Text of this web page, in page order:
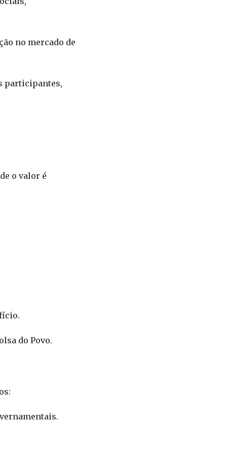
no mercado de
participantes,
o valor é
do Povo.